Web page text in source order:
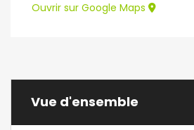
Ouvrir sur Google Maps
Vue d'ensemble